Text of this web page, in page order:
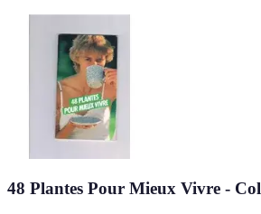
48 Plantes Pour Mieux Vivre -